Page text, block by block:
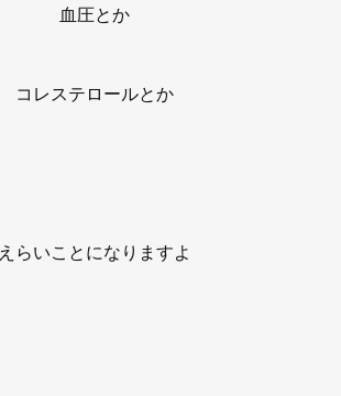
血圧とか
コレステロールとか
えらいことになりますよ